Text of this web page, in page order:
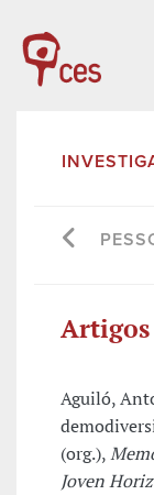
Artigos
Aguiló,
(org.),
Joven